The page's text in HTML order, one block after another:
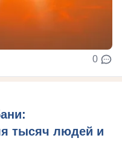
0
тысяч людей и